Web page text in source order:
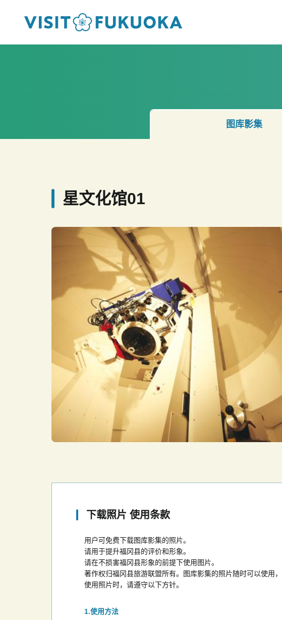
图库影集
星文化馆01
下载照片 使用条款
用户可免费下载图库影集的照片。
请用于提升福冈县的评价和形象。
请在不损害福冈县形象的前提下使用图片。
著作权归福冈县旅游联盟所有。图库影集的照片随时可以使用
使用照片时，请遵守以下方针。
使用方法